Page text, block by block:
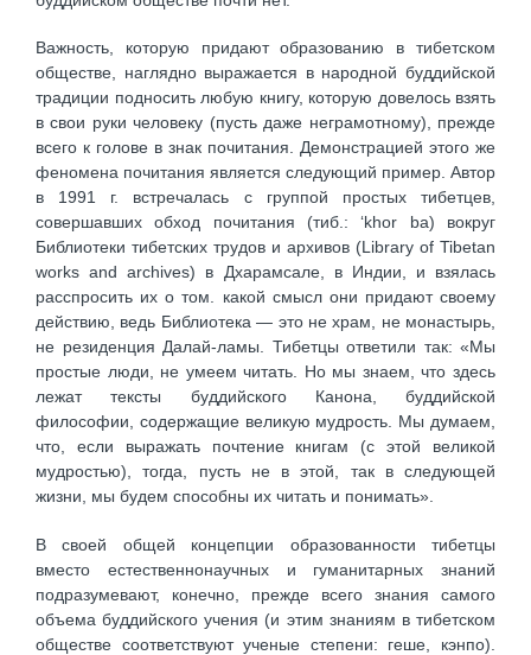
Важность, которую придают образованию в тибетском
обществе, наглядно выражается в народной буддийской
традиции подносить любую книгу, которую довелось взять
в свои руки человеку (пусть даже неграмотному), прежде
всего к голове в знак почитания. Демонстрацией этого же
феномена почитания является следующий пример. Автор
в 1991 г. встречалась с группой простых тибетцев,
совершавших обход почитания (тиб.: ‘khor ba) вокруг
Библиотеки тибетских трудов и архивов (Library of Tibetan
works and archives) в Дхарамсале, в Индии, и взялась
расспросить их о том. какой смысл они придают своему
действию, ведь Библиотека — это не храм, не монастырь,
не резиденция Далай-ламы. Тибетцы ответили так: «Мы
простые люди, не умеем читать. Но мы знаем, что здесь
лежат тексты буддийского Канона, буддийской
философии, содержащие великую мудрость. Мы думаем,
что, если выражать почтение книгам (с этой великой
мудростью), тогда, пусть не в этой, так в следующей
жизни, мы будем способны их читать и понимать».
В своей общей концепции образованности тибетцы
вместо естественнонаучных и гуманитарных знаний
подразумевают, конечно, прежде всего знания самого
объема буддийского учения (и этим знаниям в тибетском
обществе соответствуют ученые степени: геше, кэнпо).